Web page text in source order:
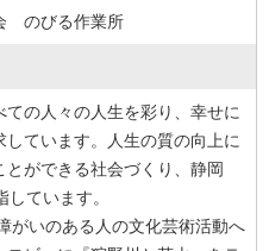
のびる作業所
の人々の人生を彩り、幸せに
ています。人生の質の向上に
ができる社会づくり、静岡
ています。
いのある人の文化芸術活動へ